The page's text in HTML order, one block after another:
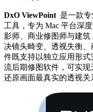
DxO ViewPoint 是一款
工具，专为 Mac 平台深
影师、商业修图师与建
决镜头畸变、透视失衡
件既支持以独立应用形
流后期修图软件，可实现
还原画面最真实的透视关